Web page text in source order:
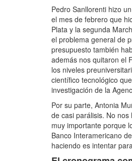
Pedro Sanllorenti hizo
el mes de febrero que
Plata y la segunda
el problema general de
presupuesto también
además nos quitaron el
los niveles
científico tecnológico
investigación de la
Por su parte, Antonia
de casi parálisis. No
muy importante porque
Banco Interamericano
haciendo es intentar